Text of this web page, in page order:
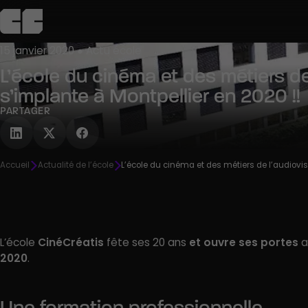
L’école
Découvrir
Admission
Découvrir
Campus
Découvrir
Pédagogie
Découvrir
Agenda
Découvrir
15 janvier 2020 ● Actu école
L’école du cinéma et des métiers
s’implante à Montpellier en 2020 !!
PARTAGER
Accueil Actualité de l’école L’école du cinéma et des métiers de
L’école CinéCréatis fête ses 20 ans et ouvre ses portes
2020.